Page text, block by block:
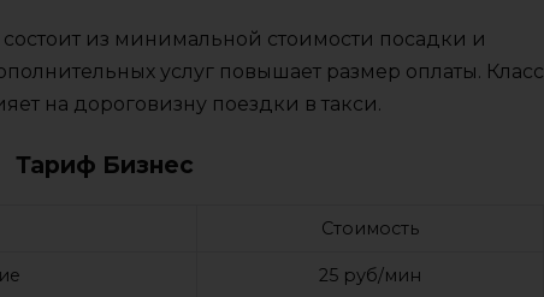
из минимальной стоимости посадки и
услуг повышает размер оплаты. Класс
на дороговизну поездки в такси.
Тариф Бизнес
Стоимость
25 руб/мин